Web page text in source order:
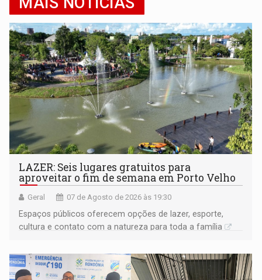
LAZER: Seis lugares gratuitos para
aproveitar o fim de semana em Porto Velho
Geral 07 de Agosto de 2026 às 19:30
Espaços públicos oferecem opções de lazer, esporte,
cultura e contato com a natureza para toda a família